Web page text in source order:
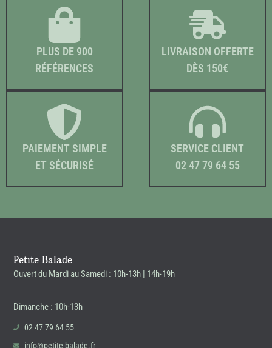
PLUS DE 900
RÉFÉRENCES
LIVRAISON OFFERTE
DÈS 150€
PAIEMENT SIMPLE
ET SÉCURISÉ
SERVICE CLIENT
02 47 79 64 55
Petite Balade
Ouvert du Mardi au Samedi : 10h-13h | 14h-19h
Dimanche : 10h-13h
02 47 79 64 55
info@petite-balade.fr